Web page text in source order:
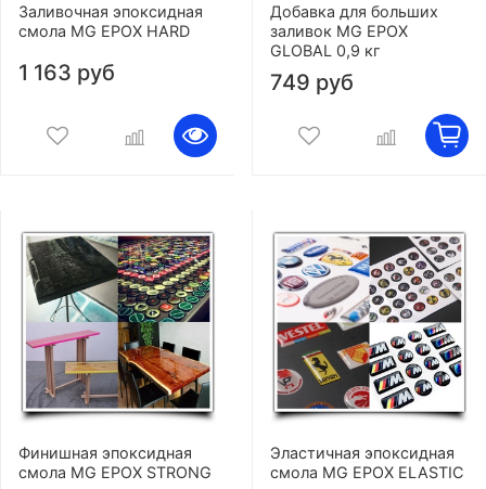
Заливочная эпоксидная
смола MG EPOX HARD
1 163 руб
Добавка для больших
заливок MG EPOX
GLOBAL 0,9 кг
749 руб
Финишная эпоксидная
смола MG EPOX STRONG
Эластичная эпоксидная
смола MG EPOX ELASTIC